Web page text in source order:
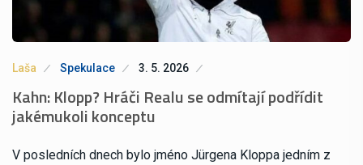
Laša Spekulace 3. 5. 2026
Kahn: Klopp? Hráči Realu se odmítají podřídit
jakémukoli konceptu
V posledních dnech bylo jméno Jürgena Kloppa jedním z